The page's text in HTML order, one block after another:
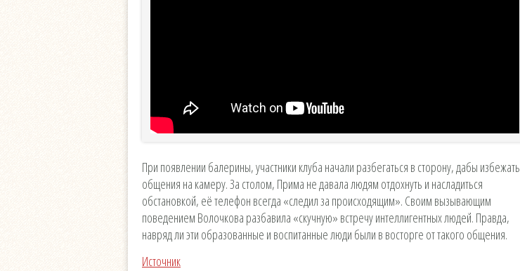
При появлении балерины, участники клуба начали разбегаться в сторону, дабы избежать
общения на камеру. За столом, Прима не давала людям отдохнуть и насладиться
обстановкой, её телефон всегда «следил за происходящим». Своим вызывающим
поведением Волочкова разбавила «скучную» встречу интеллигентных людей. Правда,
навряд ли эти образованные и воспитанные люди были в восторге от такого общения.
Источник